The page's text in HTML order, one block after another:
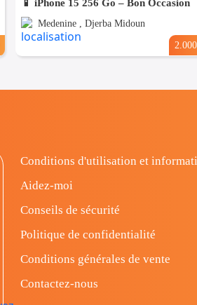
📱 iPhone 15 256 Go – Bon Occasion
Medenine , Djerba Midoun
Conditions d'utilisation et
Aidez-moi
Conseils de sécurité
Politique de confidentialité
Conditions générales de vente
Contactez-nous